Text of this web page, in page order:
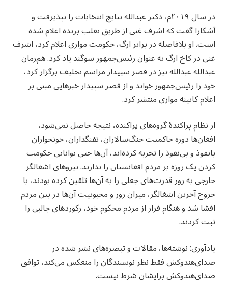
در سال ۲۰۱۹م، دکتر عبدالله نتایج انتخابات را نپذیرفت و
آشکارا گفت که اشرف غنی از طریق تقلب برنده اعلام شده
است. او بلافاصله در برابر ارگ، حکومت موازی اعلام کرد، اشرف
غنی در کاخ ارگ به عنوان رئیس‌جمهور سوگند یاد کرد. هم‌زمان
عبدالله عبدالله نیز در قصر سپیدار مراسم تحلیف برگزار کرد،
خود را رئیس‌جمهور خواند و از قصر سپیدار خبرهایی مبنی بر
اعلام کابینه موازی منتشر کرد.
از نظام پراکندۀ گروه‌های پراکنده، نتیجه حاصل نمی‌شود،
افغان‌ها دوره حاکمیت جنگ‌سالاران، تفنگداران، خونخواران
بانفوذ و بی‌نفوذ را تجربه کرده‌اند، آن‌ها حتی توانایی حکومت
کردن یک روزه بر مردم افغانستان را ندارند. نیروهای اشغالگر
خارجی به زور قدرت‌های جعلی را به آن‌ها تلقین کرده بودند، با
خروج آخرین اشغالگر، میزان زور و محبوبیت آن‌ها در بین مردم
افشا شد و هنگام فرار از مردم محکوم خود، رکوردهای جالبی را
ثبت کردند.
یادآوری: نوشته‌ها، مقالات و تبصره‌های نشر شده در
صدای‌هندوکش فقط نظر نویسندگان را منعکس می‌کند، توافق
صدای‌هندوکش برایشان شرط نیست.